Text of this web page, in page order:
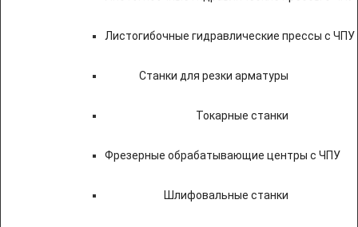
Листогибочные гидравлические прессы с
Станки для резки арматуры
Токарные станки
Фрезерные обрабатывающие центры с ЧПУ
Шлифовальные станки